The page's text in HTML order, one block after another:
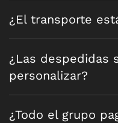
¿El transporte
¿Las despedidas
personalizar?
¿Todo el grupo